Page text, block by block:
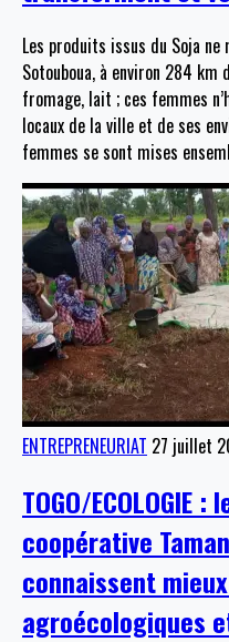
Les produits issus du Soja
Sotouboua, à environ 284 km
fromage, lait ; ces femmes
locaux de la ville et de ses
femmes se sont mises
ENTREPRENEURIAT 27 juillet
TOGO/ECOLOGIE
coopérative
connaissent
agroécologiques